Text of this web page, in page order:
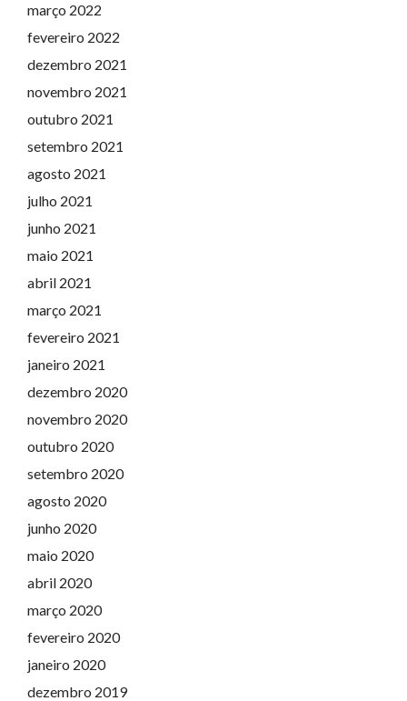
março 2022
fevereiro 2022
dezembro 2021
novembro 2021
outubro 2021
setembro 2021
agosto 2021
julho 2021
junho 2021
maio 2021
abril 2021
março 2021
fevereiro 2021
janeiro 2021
dezembro 2020
novembro 2020
outubro 2020
setembro 2020
agosto 2020
junho 2020
maio 2020
abril 2020
março 2020
fevereiro 2020
janeiro 2020
dezembro 2019